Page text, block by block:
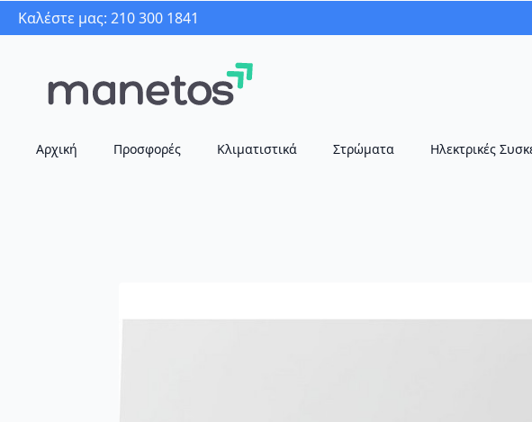
Καλέστε μας: 210 300 1841
Αρχική Προσφορές Κλιματιστικά Στρώματα Ηλεκτρικές